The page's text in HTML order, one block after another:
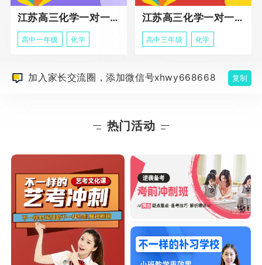
江苏高三化学一对一个性化辅导
高中一年级 化学
江苏高三化学一对一冲刺辅导课程
高中三年级 化学
加入家长交流圈，添加微信号xhwy668668 复制
热门活动